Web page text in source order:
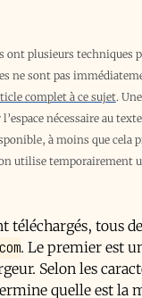
ont plusieurs techniques
ne sont pas
complet à ce sujet.
nécessaire au
à moins que cela
utilise temporairement
téléchargés, tous
. Le premier est
Selon les
quelle est la